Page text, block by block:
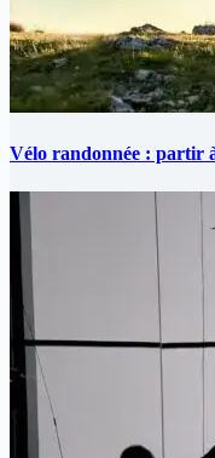
Vélo randonnée : partir